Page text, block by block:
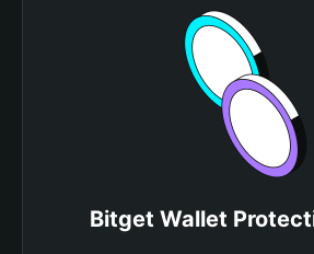
Bitget Wallet